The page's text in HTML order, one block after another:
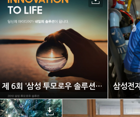
제 6회 ‘삼성 투모로우 솔루션’ 공모전 시작